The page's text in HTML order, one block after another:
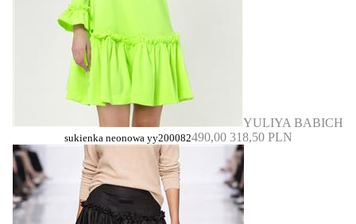
YULIYA BABICH
sukienka neonowa yy200082490,00 318,50 PLN